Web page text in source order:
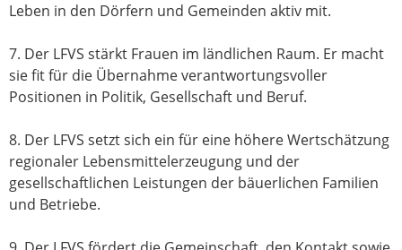
Leben in den Dörfern und Gemeinden aktiv mit.
7. Der LFVS stärkt Frauen im ländlichen Raum. Er macht
sie fit für die Übernahme verantwortungsvoller
Positionen in Politik, Gesellschaft und Beruf.
8. Der LFVS setzt sich ein für eine höhere Wertschätzung
regionaler Lebensmittelerzeugung und der
gesellschaftlichen Leistungen der bäuerlichen Familien
und Betriebe.